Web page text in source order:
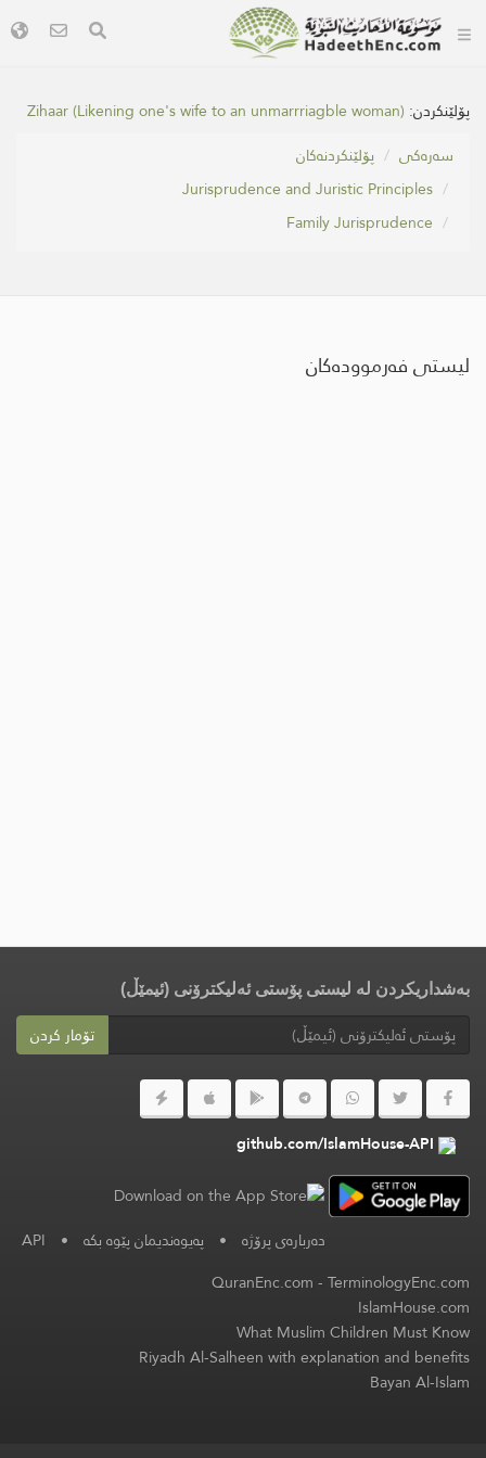
پۆلێنکردن: Zihaar (Likening one's wife to an unmarrriagble woman)
سه‌ره‌كی
پۆلێنکردنەکان
Jurisprudence and Juristic Principles
Family Jurisprudence
لیستی فەرموودەکان
بەشداریکردن لە لیستی پۆستی ئەلیکترۆنی (ئیمێڵ)
تۆمار کردن
github.com/IslamHouse-API
دەربارەی پرۆژە • پەیوەندیمان پێوە بکە •
API
QuranEnc.com-TerminologyEnc.com
IslamHouse.com
What Muslim Children Must Know
Riyadh Al-Salheen with explanation and benefits
Bayan Al-Islam